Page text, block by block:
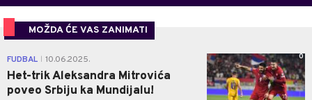
MOŽDA ĆE VAS ZANIMATI
FUDBAL 10.06.2025.
Het-trik Aleksandra Mitrovića
poveo Srbiju ka Mundijalu!
0